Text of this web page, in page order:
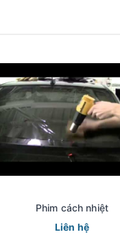
Phim cách nhiệt
Liên hệ